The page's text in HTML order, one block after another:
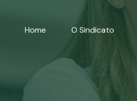
Home O Sindicato